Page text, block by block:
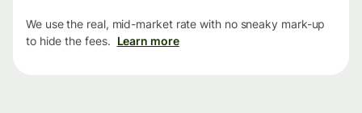
We use the real, mid-market rate with no sneaky mark-up
to hide the fees. Learn more